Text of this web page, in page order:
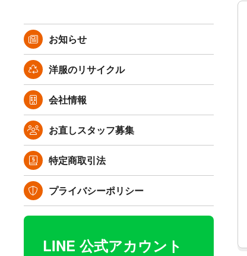
お知らせ
洋服のリサイクル
会社情報
お直しスタッフ募集
特定商取引法
プライバシーポリシー
LINE 公式アカウント